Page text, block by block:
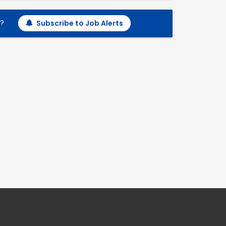
Subscribe to Job Alerts